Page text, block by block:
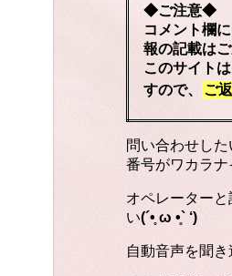
◆ご注意◆
コメント欄
報の記載はご
このサイト
すので、
ご
問い合わせし
番号がワカラナ
オペレーター
い(´•̥ ω •̥` ‘)
自動音声を聞き